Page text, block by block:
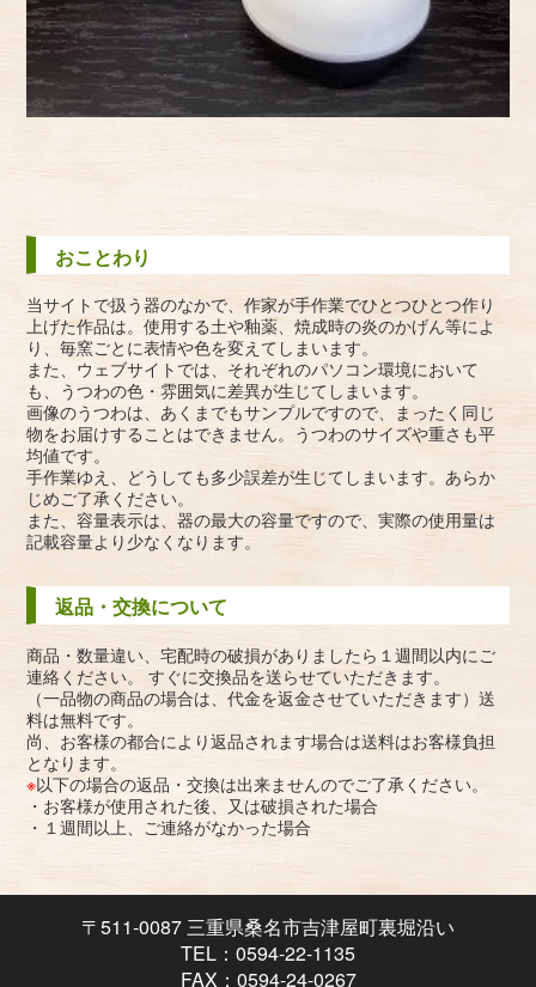
おことわり
当サイトで扱う器のなかで、作家が手作業でひとつひとつ作り
上げた作品は。使用する土や釉薬、焼成時の炎のかげん等によ
り、毎窯ごとに表情や色を変えてしまいます。
また、ウェブサイトでは、それぞれのパソコン環境において
も、うつわの色・雰囲気に差異が生じてしまいます。
画像のうつわは、あくまでもサンプルですので、まったく同じ
物をお届けすることはできません。うつわのサイズや重さも平
均値です。
手作業ゆえ、どうしても多少誤差が生じてしまいます。あらか
じめご了承ください。
また、容量表示は、器の最大の容量ですので、実際の使用量は
記載容量より少なくなります。
返品・交換について
商品・数量違い、宅配時の破損がありましたら１週間以内にご
連絡ください。 すぐに交換品を送らせていただきます。
（一品物の商品の場合は、代金を返金させていただきます）送
料は無料です。
尚、お客様の都合により返品されます場合は送料はお客様負担
となります。
※以下の場合の返品・交換は出来ませんのでご了承ください。
・お客様が使用された後、又は破損された場合
・１週間以上、ご連絡がなかった場合
〒511-0087 三重県桑名市吉津屋町裏堀沿い
TEL：0594-22-1135
FAX：0594-24-0267